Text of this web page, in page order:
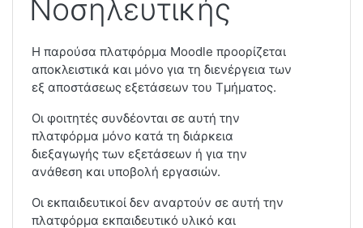
Νοσηλευτικής
Η παρούσα πλατφόρμα Moodle προορίζεται
αποκλειστικά και μόνο για τη διενέργεια των
εξ αποστάσεως εξετάσεων του Τμήματος.
Οι φοιτητές συνδέονται σε αυτή την
πλατφόρμα μόνο κατά τη διάρκεια
διεξαγωγής των εξετάσεων ή για την
ανάθεση και υποβολή εργασιών.
Οι εκπαιδευτικοί δεν αναρτούν σε αυτή την
πλατφόρμα εκπαιδευτικό υλικό και